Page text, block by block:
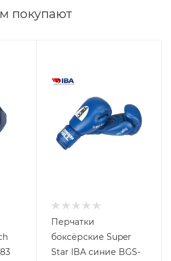
покупают
Перчатки
боксёрские Super
Star IBA синие BGS-